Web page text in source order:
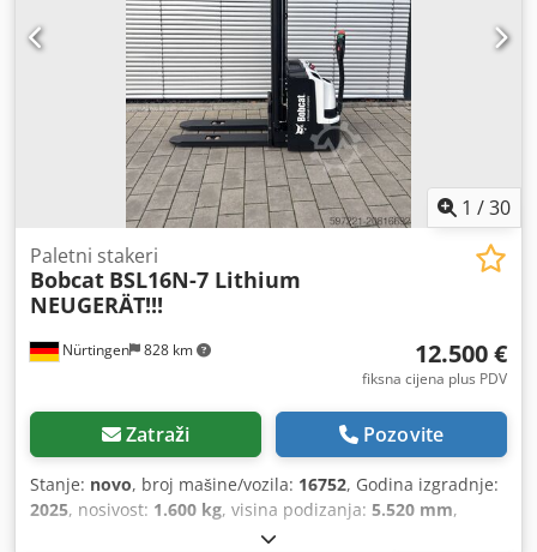
1 /30
Nürtingen 828 km
Paletni stakeri
Bobcat BSL16N-7 Lithium
NEUGERÄT!!!
12.500 €
fiksna cijena plus PDV
Zatraži Pozovite
Stanje: novo, broj mašine/vozila: 16752, Godina izgradnje:
2025, nosivost: 1.600 kg, visina podizanja: 5.520 mm,
1.820 mm